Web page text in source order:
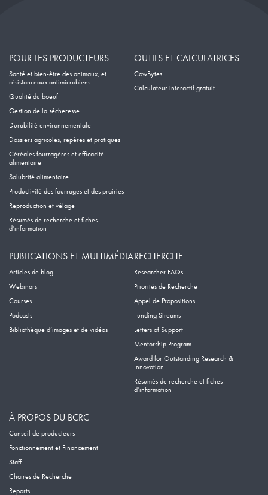
POUR LES PRODUCTEURS
Santé et bien-être des animaux, et
résistanceaux antimicrobiens
Qualité du boeuf
Gestion de la sécheresse
Durabilité environnementale
Dossiers agricoles, repères et pratiques
Céréales fourragères et efficacité
alimentaire
Salubrité alimentaire
Productivité des fourrages et des prairies
Reproduction et vêlage
Résumés de recherche et fiches
d’information
OUTILS ET CALCULATRICES
CowBytes
Calculateur interactif gratuit
PUBLICATIONS ET MULTIMÉDIA
Articles de blog
Webinars
Courses
Podcasts
Bibliothèque d’images et de vidéos
RECHERCHE
Researcher FAQs
Priorités de Recherche
Appel de Propositions
Funding Streams
Letters of Support
Mentorship Program
Award for Outstanding Research &
Innovation
Résumés de recherche et fiches
d’information
À PROPOS DU BCRC
Conseil de producteurs
Fonctionnement et Financement
Staff
Chaires de Recherche
Reports